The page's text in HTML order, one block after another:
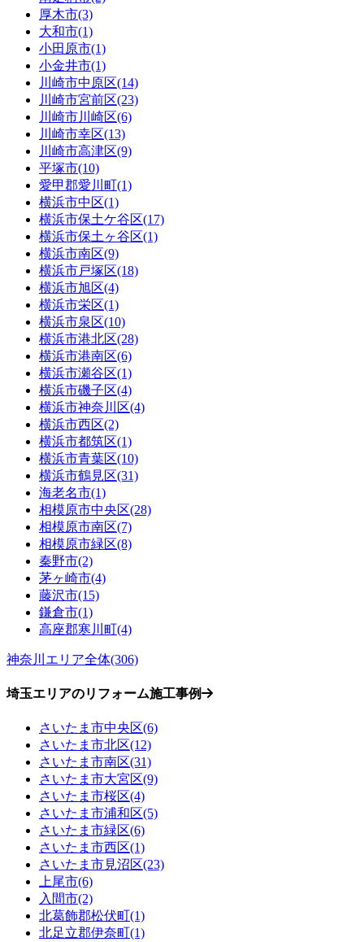
厚木市(3)
大和市(1)
小田原市(1)
小金井市(1)
川崎市中原区(14)
川崎市宮前区(23)
川崎市川崎区(6)
川崎市幸区(13)
川崎市高津区(9)
平塚市(10)
愛甲郡愛川町(1)
横浜市中区(1)
横浜市保土ケ谷区(17)
横浜市保土ヶ谷区(1)
横浜市南区(9)
横浜市戸塚区(18)
横浜市旭区(4)
横浜市栄区(1)
横浜市泉区(10)
横浜市港北区(28)
横浜市港南区(6)
横浜市瀬谷区(1)
横浜市磯子区(4)
横浜市神奈川区(4)
横浜市西区(2)
横浜市都筑区(1)
横浜市青葉区(10)
横浜市鶴見区(31)
海老名市(1)
相模原市中央区(28)
相模原市南区(7)
相模原市緑区(8)
秦野市(2)
茅ヶ崎市(4)
藤沢市(15)
鎌倉市(1)
高座郡寒川町(4)
神奈川エリア全体(306)
埼玉エリアのリフォーム施工事例
さいたま市中央区(6)
さいたま市北区(12)
さいたま市南区(31)
さいたま市大宮区(9)
さいたま市桜区(4)
さいたま市浦和区(5)
さいたま市緑区(6)
さいたま市西区(1)
さいたま市見沼区(23)
上尾市(6)
入間市(2)
北葛飾郡松伏町(1)
北足立郡伊奈町(1)